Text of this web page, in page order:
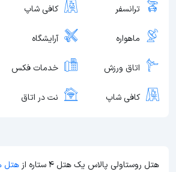
ترانسفر کافی شاپ
ماهواره آرایشگاه
اتاق ورزش خدمات فکس
کافی شاپ نت در اتاق
هتل روستاولی پالاس یک هتل 4 ستاره از هتل